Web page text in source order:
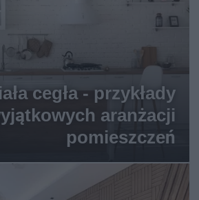
cegła - przykłady
aranżacji
pomieszczeń